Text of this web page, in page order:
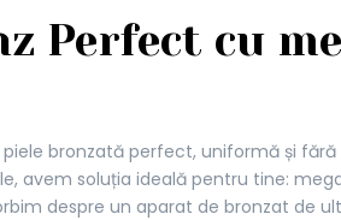
Perfect cu
piele bronzată perfect, uniformă și
avem soluția ideală pentru tine:
despre un aparat de bronzat de